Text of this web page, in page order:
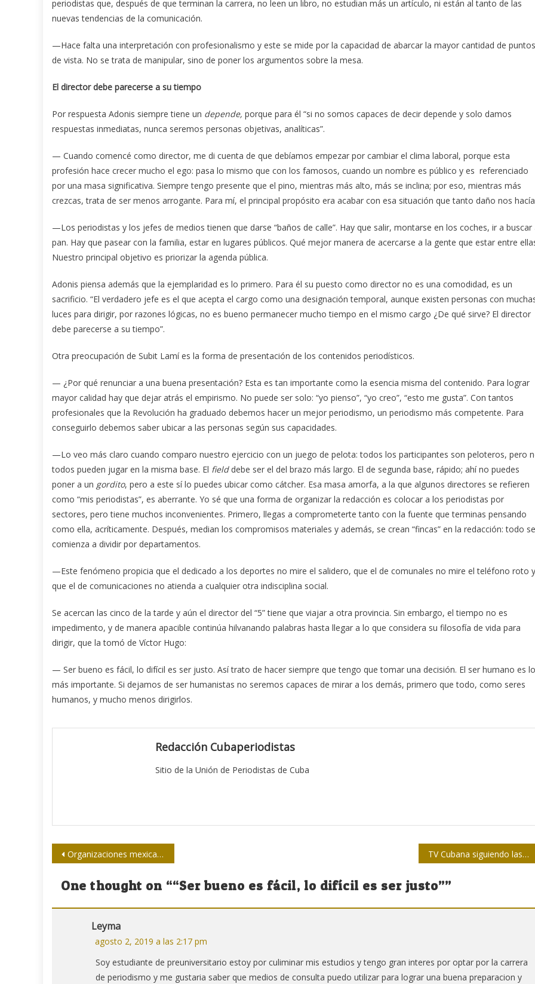
periodistas que, después de que terminan la carrera, no leen un libro, no estudian más un artículo, ni están al tanto de las
nuevas tendencias de la comunicación.
—Hace falta una interpretación con profesionalismo y este se mide por la capacidad de abarcar la mayor cantidad de puntos
de vista. No se trata de manipular, sino de poner los argumentos sobre la mesa.
El director debe parecerse a su tiempo
Por respuesta Adonis siempre tiene un depende, porque para él “si no somos capaces de decir depende y solo damos
respuestas inmediatas, nunca seremos personas objetivas, analíticas”.
— Cuando comencé como director, me di cuenta de que debíamos empezar por cambiar el clima laboral, porque esta
profesión hace crecer mucho el ego: pasa lo mismo que con los famosos, cuando un nombre es público y es referenciado
por una masa significativa. Siempre tengo presente que el pino, mientras más alto, más se inclina; por eso, mientras más
crezcas, trata de ser menos arrogante. Para mí, el principal propósito era acabar con esa situación que tanto daño nos
—Los periodistas y los jefes de medios tienen que darse “baños de calle”. Hay que salir, montarse en los coches, ir a buscar
pan. Hay que pasear con la familia, estar en lugares públicos. Qué mejor manera de acercarse a la gente que estar entre
Nuestro principal objetivo es priorizar la agenda pública.
Adonis piensa además que la ejemplaridad es lo primero. Para él su puesto como director no es una comodidad, es un
sacrificio. “El verdadero jefe es el que acepta el cargo como una designación temporal, aunque existen personas con
luces para dirigir, por razones lógicas, no es bueno permanecer mucho tiempo en el mismo cargo ¿De qué sirve? El director
debe parecerse a su tiempo”.
Otra preocupación de Subit Lamí es la forma de presentación de los contenidos periodísticos.
— ¿Por qué renunciar a una buena presentación? Esta es tan importante como la esencia misma del contenido. Para lograr
mayor calidad hay que dejar atrás el empirismo. No puede ser solo: “yo pienso”, “yo creo”, “esto me gusta”. Con tantos
profesionales que la Revolución ha graduado debemos hacer un mejor periodismo, un periodismo más competente. Para
conseguirlo debemos saber ubicar a las personas según sus capacidades.
—Lo veo más claro cuando comparo nuestro ejercicio con un juego de pelota: todos los participantes son peloteros, pero
todos pueden jugar en la misma base. El fielddebe ser el del brazo más largo. El de segunda base, rápido; ahí no puedes
poner a un gordito, pero a este sí lo puedes ubicar como cátcher. Esa masa amorfa, a la que algunos directores se refieren
como “mis periodistas”, es aberrante. Yo sé que una forma de organizar la redacción es colocar a los periodistas por
sectores, pero tiene muchos inconvenientes. Primero, llegas a comprometerte tanto con la fuente que terminas pensando
como ella, acríticamente. Después, median los compromisos materiales y además, se crean “fincas” en la redacción: todo se
comienza a dividir por departamentos.
—Este fenómeno propicia que el dedicado a los deportes no mire el salidero, que el de comunales no mire el teléfono roto y
que el de comunicaciones no atienda a cualquier otra indisciplina social.
Se acercan las cinco de la tarde y aún el director del “5” tiene que viajar a otra provincia. Sin embargo, el tiempo no es
impedimento, y de manera apacible continúa hilvanando palabras hasta llegar a lo que considera su filosofía de vida para
dirigir, que la tomó de Víctor Hugo:
— Ser bueno es fácil, lo difícil es ser justo. Así trato de hacer siempre que tengo que tomar una decisión. El ser humano es lo
más importante. Si dejamos de ser humanistas no seremos capaces de mirar a los demás, primero que todo, como seres
humanos, y mucho menos dirigirlos.
Redacción Cubaperiodistas
Sitio de la Unión de Periodistas de Cuba
Navegación
de
Organizaciones mexicanas presentan chaleco antibalas para periodistas TV Cubana siguiendo las emociones del Mundial
One thought on ““Ser bueno es fácil, lo difícil es ser justo””
Leyma
agosto 2, 2019 a las 2:17 pm
Soy estudiante de preuniversitario estoy por culiminar mis estudios y tengo gran interes por optar por la carrera
de periodismo y me gustaria saber que medios de consulta puedo utilizar para lograr una buena preparacion y